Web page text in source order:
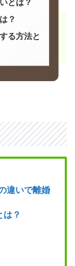
とは？
？
る方法と
違いで離婚
？